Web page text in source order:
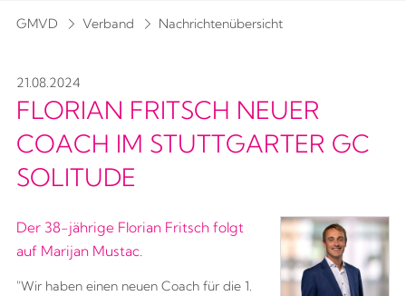
GMVD Verband Nachrichtenübersicht
21.08.2024
FLORIAN FRITSCH NEUER
COACH IM STUTTGARTER GC
SOLITUDE
Der 38-jährige Florian Fritsch folgt
auf Marijan Mustac.
"Wir haben einen neuen Coach für die 1.